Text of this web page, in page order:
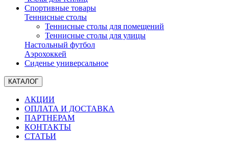
Спортивные товары
Теннисные столы
Теннисные столы для помещений
Теннисные столы для улицы
Настольный футбол
Аэрохоккей
Сиденье универсальное
КАТАЛОГ
АКЦИИ
ОПЛАТА И ДОСТАВКА
ПАРТНЕРАМ
КОНТАКТЫ
СТАТЬИ